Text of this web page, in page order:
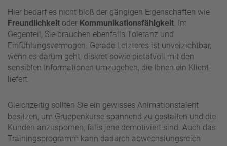
Hier bedarf es nicht bloß der gängigen Eigenschaften wie
Freundlichkeit oder Kommunikationsfähigkeit . Im
Gegenteil, Sie brauchen ebenfalls Toleranz und
Einfühlungsvermögen. Gerade Letzteres ist unverzichtbar,
wenn es darum geht, diskret sowie pietätvoll mit den
sensiblen Informationen umzugehen, die Ihnen ein Klient
liefert.
Gleichzeitig sollten Sie ein gewisses Animationstalent
besitzen, um Gruppenkurse spannend zu gestalten und die
Kunden anzuspornen, falls jene demotiviert sind. Auch das
Trainingsprogramm kann dadurch abwechslungsreich